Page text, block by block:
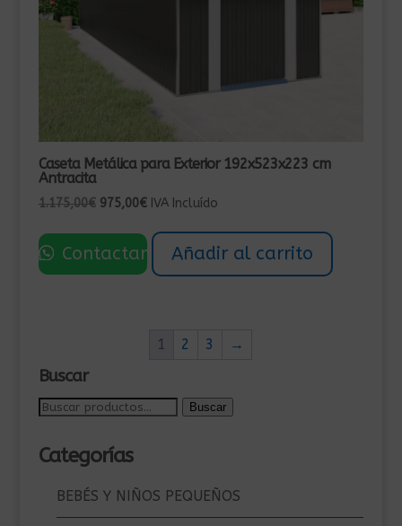
Caseta Metálica para Exterior 192x523x223 cm
Antracita
1.175,00€ El
original
975,00€El
actual
es:
IVA Incluído
Contactar Añadir al carrito
1 2 3 →
Buscar
Buscar
Buscar
Categorías
BEBÉS Y NIÑOS PEQUEÑOS